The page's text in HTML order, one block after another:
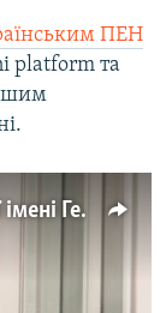
ПЕН
platform та
Названо першого лауреата премії імені Георгія Гонгадзе – відео